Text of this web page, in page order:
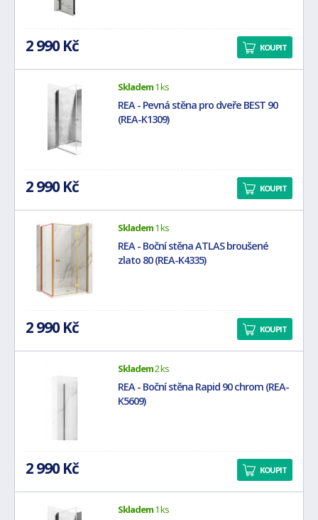
2 990 Kč KOUPIT
Skladem1 ks
REA - Pevná stěna pro dveře BEST 90
(REA-K1309)
2 990 Kč KOUPIT
Skladem1 ks
REA - Boční stěna ATLAS broušené
zlato 80 (REA-K4335)
2 990 Kč KOUPIT
Skladem2 ks
REA - Boční stěna Rapid 90 chrom (REA-
K5609)
2 990 Kč KOUPIT
Skladem1 ks